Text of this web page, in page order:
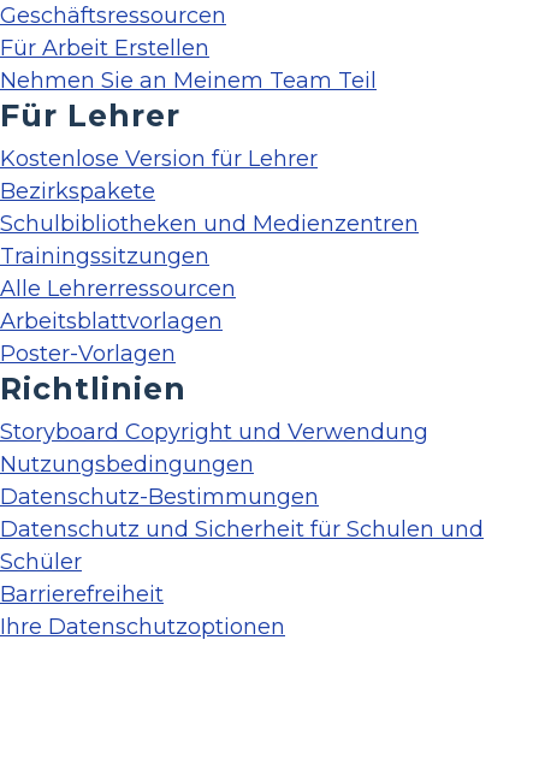
Geschäftsressourcen
Für Arbeit Erstellen
Nehmen Sie an Meinem Team Teil
Für Lehrer
Kostenlose Version für Lehrer
Bezirkspakete
Schulbibliotheken und Medienzentren
Trainingssitzungen
Alle Lehrerressourcen
Arbeitsblattvorlagen
Poster-Vorlagen
Richtlinien
Storyboard Copyright und Verwendung
Nutzungsbedingungen
Datenschutz-Bestimmungen
Datenschutz und Sicherheit für Schulen und
Schüler
Barrierefreiheit
Ihre Datenschutzoptionen